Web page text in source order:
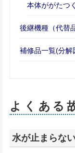
本体ががたつく
後継機種（代替
補修品一覧(分解
よくある
水が止まらな